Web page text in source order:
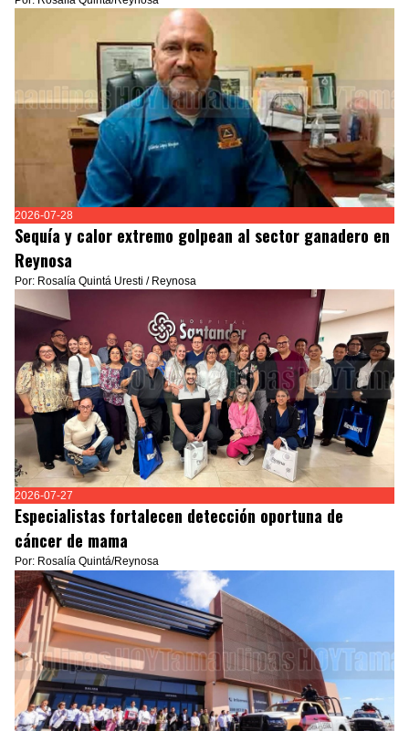
2026-07-28
Sequía y calor extremo golpean al sector ganadero en
Reynosa
Por: Rosalía Quintá Uresti / Reynosa
2026-07-27
Especialistas fortalecen detección oportuna de
cáncer de mama
Por: Rosalía Quintá/Reynosa